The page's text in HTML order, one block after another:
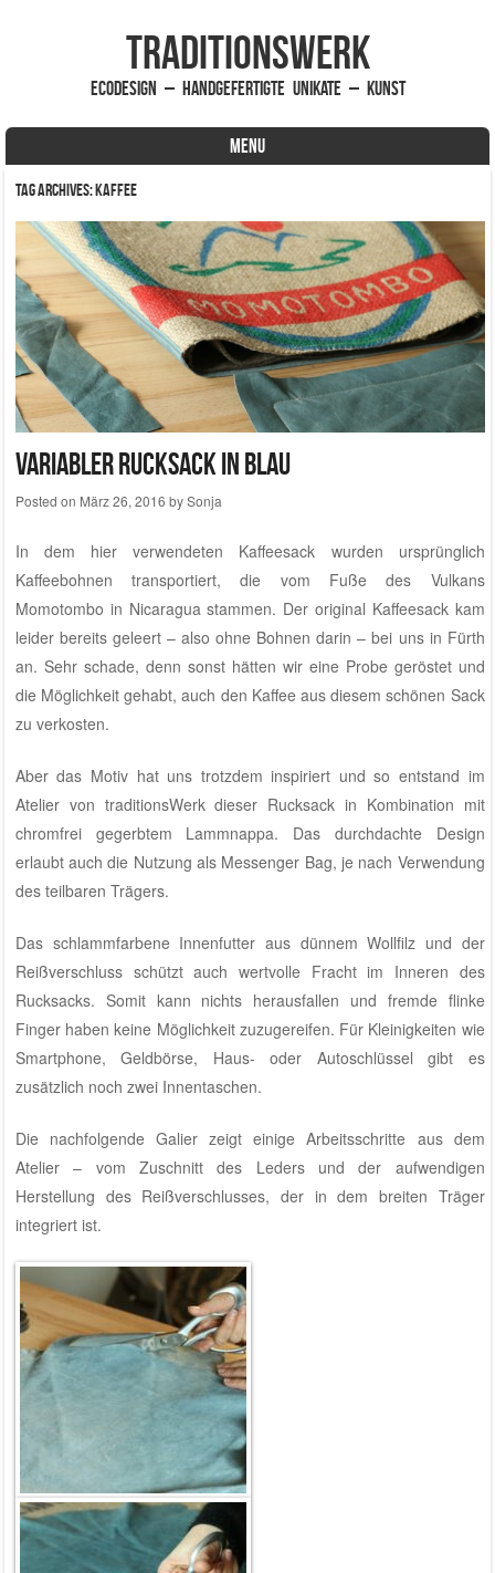
traditionsWerk
EcoDesign – handgefertigte Unikate – Kunst
MENU
Skip to content
Tag Archives:Kaffee
Variabler Rucksack in blau
Posted on März 26, 2016 bySonja
In dem hier verwendeten Kaffeesack wurden ursprünglich
Kaffeebohnen transportiert, die vom Fuße des Vulkans
Momotombo in Nicaragua stammen. Der original Kaffeesack kam
leider bereits geleert – also ohne Bohnen darin – bei uns in Fürth
an. Sehr schade, denn sonst hätten wir eine Probe geröstet und
die Möglichkeit gehabt, auch den Kaffee aus diesem schönen Sack
zu verkosten.
Aber das Motiv hat uns trotzdem inspiriert und so entstand im
Atelier von traditionsWerkdieser Rucksack in Kombination mit
chromfrei gegerbtem Lammnappa. Das durchdachte Design
erlaubt auch die Nutzung als Messenger Bag, je nach Verwendung
des teilbaren Trägers.
Das schlammfarbene Innenfutter aus dünnem Wollfilz und der
Reißverschluss schützt auch wertvolle Fracht im Inneren des
Rucksacks. Somit kann nichts herausfallen und fremde flinke
Finger haben keine Möglichkeit zuzugereifen. Für Kleinigkeiten wie
Smartphone, Geldbörse, Haus- oder Autoschlüssel gibt es
zusätzlich noch zwei Innentaschen.
Die nachfolgende Galier zeigt einige Arbeitsschritte aus dem
Atelier – vom Zuschnitt des Leders und der aufwendigen
Herstellung des Reißverschlusses, der in dem breiten Träger
integriert ist.